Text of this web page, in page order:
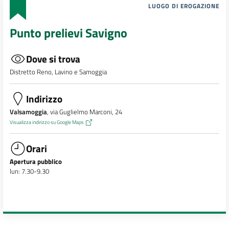
LUOGO DI EROGAZIONE
Punto prelievi Savigno
Dove si trova
Distretto Reno, Lavino e Samoggia
Indirizzo
Valsamoggia, via Guglielmo Marconi, 24
Visualizza indirizzo su Google Maps
Orari
Apertura pubblico
lun: 7.30-9.30